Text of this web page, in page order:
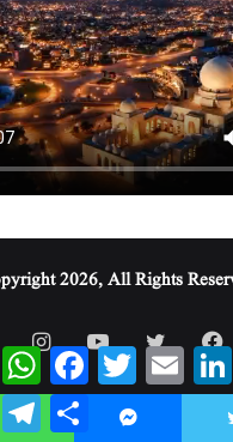
FacebookTwitterEmail
LinkedIn
Share